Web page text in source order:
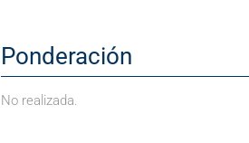
Ponderación
No realizada.